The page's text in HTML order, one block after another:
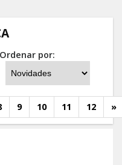
Ordenar por:
9 10 11 12 »